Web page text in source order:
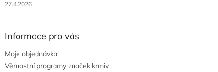
27.4.2026
Informace pro vás
Moje objednávka
Věrnostní programy značek krmiv